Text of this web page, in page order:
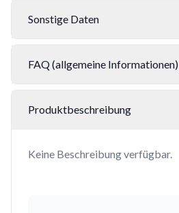
Sonstige Daten
FAQ (allgemeine Informationen)
Produktbeschreibung
Keine Beschreibung verfügbar.